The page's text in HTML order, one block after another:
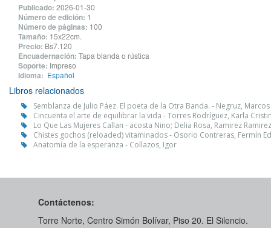
Publicado: 2026-01-30
Número de edición: 1
Número de páginas: 100
Tamaño: 15x22cm.
Precio: Bs7.120
Encuadernación: Tapa blanda o rústica
Soporte: Impreso
Idioma: Español
Libros relacionados
Semblanza de Julio Páez. El poeta de la Otra Banda. - Negruz,
Cincuenta el arte de equilibrar la vida - Torres Rodríguez, Karla
Lo Que Las Mujeres Callan - acosta Nino; Delia Rosa, Ramirez Ramirez
Chistes gochos (reloaded) vitaminados - Osorio Contreras, Fermín
Anatomía de la esperanza - Collazos, Igor
Contáctenos:
Torre Norte, Centro Simón Bolívar, Piso 20. El Silencio.